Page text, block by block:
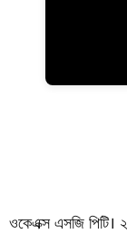
ওকেএক্স এসজি পিটি।